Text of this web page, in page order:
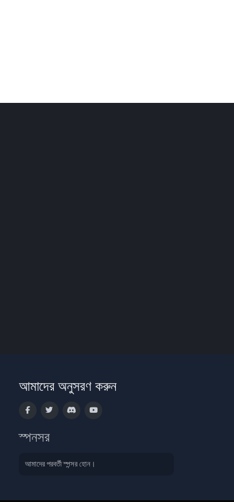
আমাদের অনুসরণ করুন
স্পনসর
আমাদের পরবর্তী স্পন্সর হোন।